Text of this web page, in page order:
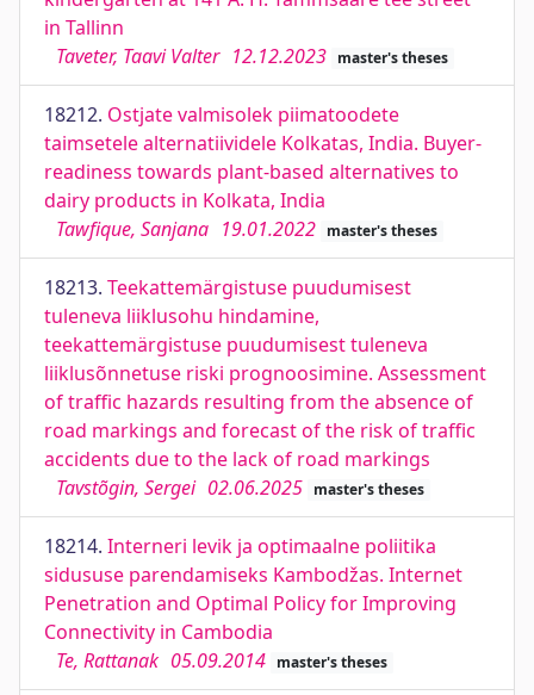
in Tallinn
Taveter, Taavi Valter 12.12.2023 master's theses
18212. Ostjate valmisolek piimatoodete
taimsetele alternatiividele Kolkatas, India. Buyer-
readiness towards plant-based alternatives to
dairy products in Kolkata, India
Tawfique, Sanjana 19.01.2022 master's theses
18213. Teekattemärgistuse puudumisest
tuleneva liiklusohu hindamine,
teekattemärgistuse puudumisest tuleneva
liiklusõnnetuse riski prognoosimine. Assessment
of traffic hazards resulting from the absence of
road markings and forecast of the risk of traffic
accidents due to the lack of road markings
Tavstõgin, Sergei 02.06.2025 master's theses
18214. Interneri levik ja optimaalne poliitika
sidususe parendamiseks Kambodžas. Internet
Penetration and Optimal Policy for Improving
Connectivity in Cambodia
Te, Rattanak 05.09.2014 master's theses